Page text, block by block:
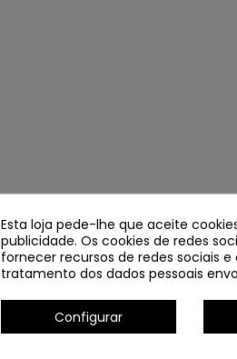
Esta loja pede-lhe que aceite
publicidade. Os cookies de redes
fornecer recursos de redes sociais
tratamento dos dados pessoais
Configurar